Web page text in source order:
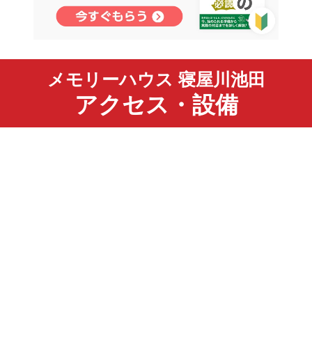
メモリーハウス 寝屋川池田
アクセス・設備